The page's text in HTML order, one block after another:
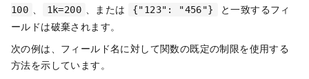
100 、 1k=200 、または {"123": "456"}
と一致するフィ
ールドは破棄されます。
次の例は、フィールド名に対して関数の既定の制限を使用する
方法を示しています。